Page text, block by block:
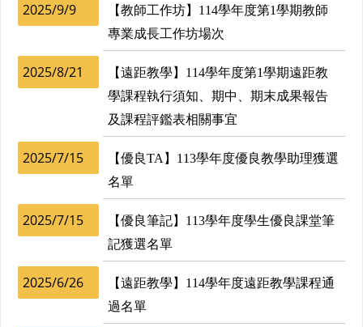
2025/9/9
【教師工作坊】114學年度第1學期教師
專業成長工作坊場次
2025/8/21
【遠距教學】114學年度第1學期遠距教
學課程執行須知、期中、期末成果報告
及課程評鑑表相關事宜
2025/7/15
【優良TA】113學年度優良教學助理獲選
名單
2025/7/15
【優良筆記】113學年度學生優良課堂筆
記獲選名單
2025/6/26
【遠距教學】114學年度遠距教學課程通
過名單